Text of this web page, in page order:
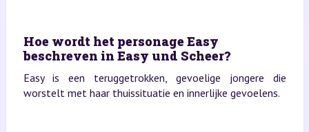
Hoe wordt het personage Easy
beschreven in Easy und Scheer?
Easy is een teruggetrokken, gevoelige jongere die
worstelt met haar thuissituatie en innerlijke gevoelens.